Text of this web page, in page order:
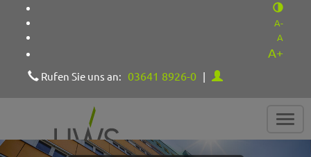
A-
A
A+
Rufen Sie uns an: 03641 8926-0 |